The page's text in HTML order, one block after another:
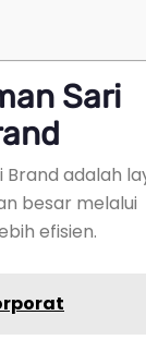
Sari
Brand adalah
besar melalui
efisien.